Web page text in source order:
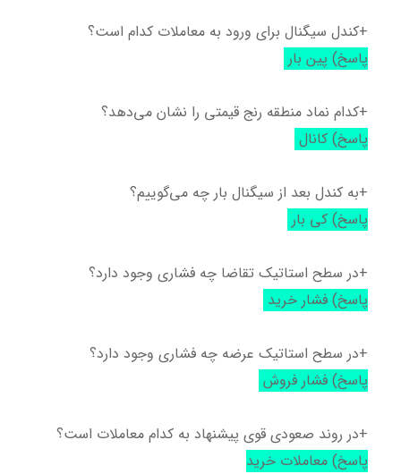
+کندل سیگنال برای ورود به معاملات کدام است؟
پاسخ) پین بار
+کدام نماد منطقه رنج قیمتی را نشان می‌دهد؟
پاسخ) کانال
+به کندل بعد از سیگنال بار چه می‌گوییم؟
پاسخ) کی بار
+در سطح استاتیک تقاضا چه فشاری وجود دارد؟
پاسخ) فشار خرید
+در سطح استاتیک عرضه چه فشاری وجود دارد؟
پاسخ) فشار فروش
+در روند صعودی قوی پیشنهاد به کدام معاملات است؟
پاسخ) معاملات خرید